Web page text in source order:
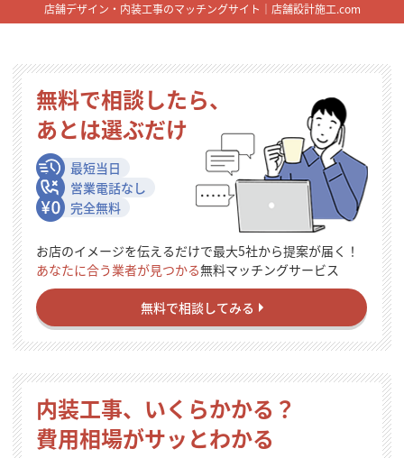
店舗デザイン・内装工事のマッチングサイト｜店舗設計施工.com
無料で相談したら、
あとは選ぶだけ
最短当日
営業電話なし
完全無料
お店のイメージを伝えるだけで最大5社から提案が届く！
あなたに合う業者が見つかる無料マッチングサービス
無料で相談してみる
内装工事、いくらかかる？
費用相場がサッとわかる